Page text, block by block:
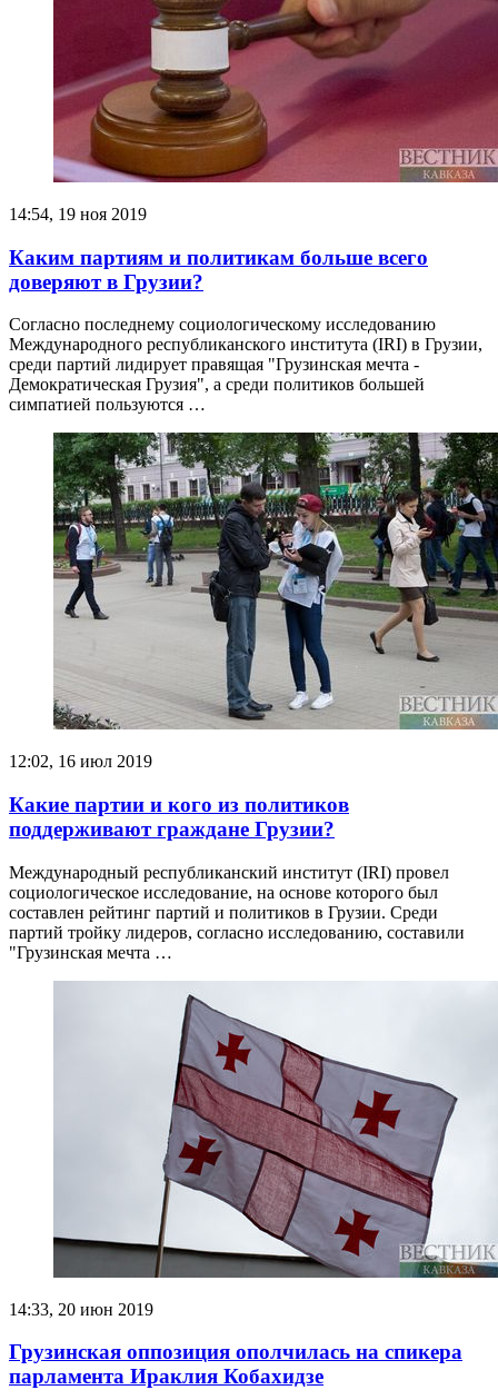
14:54, 19 ноя 2019
Каким партиям и политикам больше всего
доверяют в Грузии?
Согласно последнему социологическому исследованию
Международного республиканского института (IRI) в Грузии,
среди партий лидирует правящая "Грузинская мечта -
Демократическая Грузия", а среди политиков большей
симпатией пользуются …
12:02, 16 июл 2019
Какие партии и кого из политиков
поддерживают граждане Грузии?
Международный республиканский институт (IRI) провел
социологическое исследование, на основе которого был
составлен рейтинг партий и политиков в Грузии. Среди
партий тройку лидеров, согласно исследованию, составили
"Грузинская мечта …
14:33, 20 июн 2019
Грузинская оппозиция ополчилась на спикера
парламента Ираклия Кобахидзе